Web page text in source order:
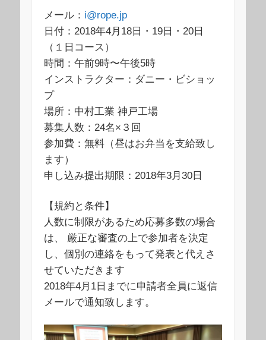
メール： i@rope.jp
日付：2018年4月18日・19日・20日
（１日コース）
時間：午前9時〜午後5時
インストラクター：ダニー・ビショッ
プ
場所：中村工業 神戸工場
募集人数：24名×３回
参加費：無料（昼はお弁当を支給致し
ます）
申し込み提出期限：2018年3月30日
【規約と条件】
人数に制限があるため応募多数の場合
は、 厳正な審査の上で参加者を決定
し、個別の連絡をもって発表と代えさ
せていただきます
2018年4月1日までに申請者全員に返信
メールで通知致します。